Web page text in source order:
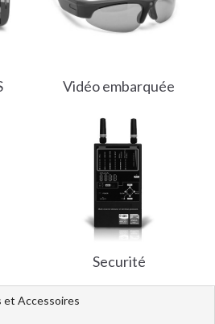
Vidéo embarquée
Securité
et Accessoires